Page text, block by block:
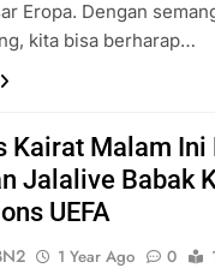
Eropa. Dengan
kita bisa berharap…
Kairat Malam
Jalalive Babak
UEFA
1 Year Ago 0